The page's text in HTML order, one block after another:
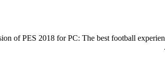
of PES 2018 for PC: The best football